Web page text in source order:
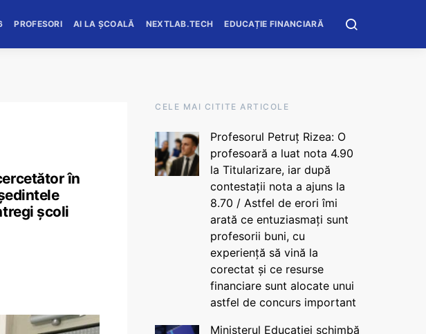
PROFESORI AI LA ȘCOALĂ NEXTLAB.TECH EDUCAȚIE FINANCIARĂ
în
școli
CELE MAI CITITE ARTICOLE
Profesorul Petruț Rizea: O
profesoară a luat nota 4.90
la Titularizare, iar după
contestații nota a ajuns la
8.70 / Astfel de erori îmi
arată ce entuziasmați sunt
profesorii buni, cu
experiență să vină la
corectat și ce resurse
financiare sunt alocate unui
astfel de concurs important
Ministerul Educației schimbă